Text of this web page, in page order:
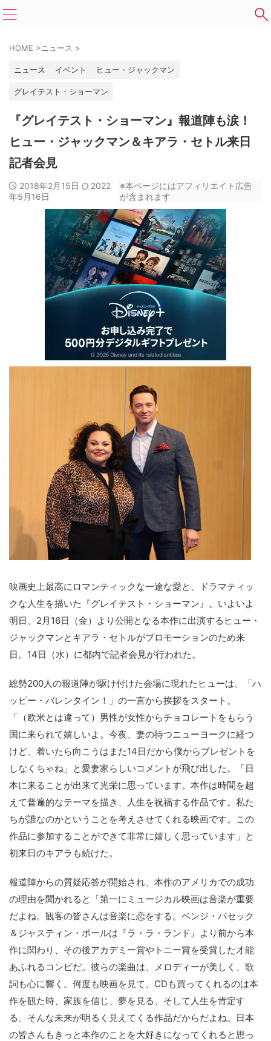
HOME >ニュース >
ニュース イベント ヒュー・ジャックマン
グレイテスト・ショーマン
『グレイテスト・ショーマン』報道陣も涙！
ヒュー・ジャックマン＆キアラ・セトル来日
記者会見
2018年2月15日
2022
年5月16日
※本ページにはアフィリエイト広告
が含まれます
映画史上最高にロマンティックな一途な愛と、ドラマティッ
クな人生を描いた『グレイテスト・ショーマン』。いよいよ
明日、2月16日（金）より公開となる本作に出演するヒュー・
ジャックマンとキアラ・セトルがプロモーションのため来
日。14日（水）に都内で記者会見が行われた。
総勢200人の報道陣が駆け付けた会場に現れたヒューは、「ハ
ッピー・バレンタイン！」の一言から挨拶をスタート。
「（欧米とは違って）男性が女性からチョコレートをもらう
国に来られて嬉しいよ。今夜、妻の待つニューヨークに経つ
けど、着いたら向こうはまた14日だから僕からプレゼントを
しなくちゃね」と愛妻家らしいコメントが飛び出した。「日
本に来ることが出来て光栄に思っています。本作は時間を超
えて普遍的なテーマを描き、人生を祝福する作品です。私た
ちが誰なのかということを考えさせてくれる映画です。この
作品に参加することができて非常に嬉しく思っています」と
初来日のキアラも続けた。
報道陣からの質疑応答が開始され、本作のアメリカでの成功
の理由を聞かれると「第一にミュージカル映画は音楽が重要
だよね。観客の皆さんは音楽に恋をする。ベンジ・パセック
＆ジャスティン・ポールは『ラ・ラ・ランド』より前から本
作に関わり、その後アカデミー賞やトニー賞を受賞した才能
あふれるコンビだ。彼らの楽曲は、メロディーが美しく、歌
詞も心に響く。何度も映画を見て、CDも買ってくれるのは本
作を観た時、家族を信じ、夢を見る、そして人生を肯定す
る、そんな未来が明るく見えてくる作品だからだよね。日本
の皆さんもきっと本作のことを大好きになってくれると思っ